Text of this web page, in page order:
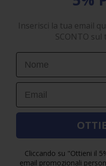
Inserisci la tua email
SCONTO
First Name
Email
Cliccando su "Ottieni il
email promozionali